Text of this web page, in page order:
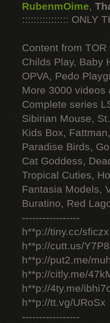
RubenmOime,
:::::::::::::::: ONLY
Content from
Childs Play, Baby
OPVA, Pedo
More 3000 videos
Complete series
Sibirian Mouse,
Kids Box,
Paradise Birds,
Cat Goddess,
Tropical Cuties,
Fantasia Models,
Buratino, Red
-----------------
h**p://tiny.cc/sficzx
h**p://cutt.us/
h**p://put2.me/
h**p://citly.me/
h**p://4ty.me/
h**p://tt.vg/URoSx
-----------------